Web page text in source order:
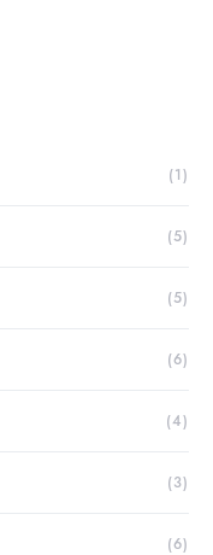
(1)
(5)
(5)
(6)
(4)
(3)
(6)